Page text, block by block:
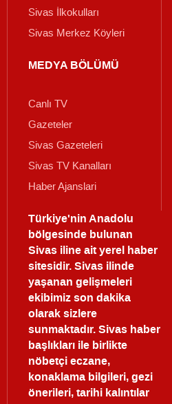
Sivas İlkokulları
Sivas Merkez Köyleri
MEDYA BÖLÜMÜ
Canlı TV
Gazeteler
Sivas Gazeteleri
Sivas TV Kanalları
Haber Ajanslari
Türkiye'nin Anadolu
bölgesinde bulunan
Sivas iline ait yerel haber
sitesidir. Sivas ilinde
yaşanan gelişmeleri
ekibimiz son dakika
olarak sizlere
sunmaktadır.Sivas haber
başlıkları ile birlikte
nöbetçi eczane,
konaklama bilgileri, gezi
önerileri, tarihi kalıntılar